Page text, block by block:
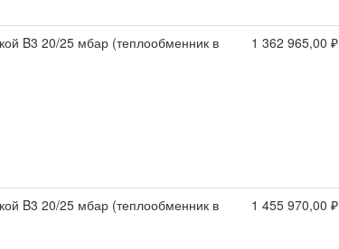
B3 20/25 мбар (теплообменник в
1 362 965,00 ₽
B3 20/25 мбар (теплообменник в
1 455 970,00 ₽